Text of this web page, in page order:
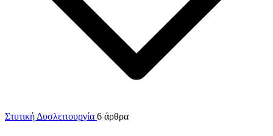
Στυτική Δυσλειτουργία 6 άρθρα